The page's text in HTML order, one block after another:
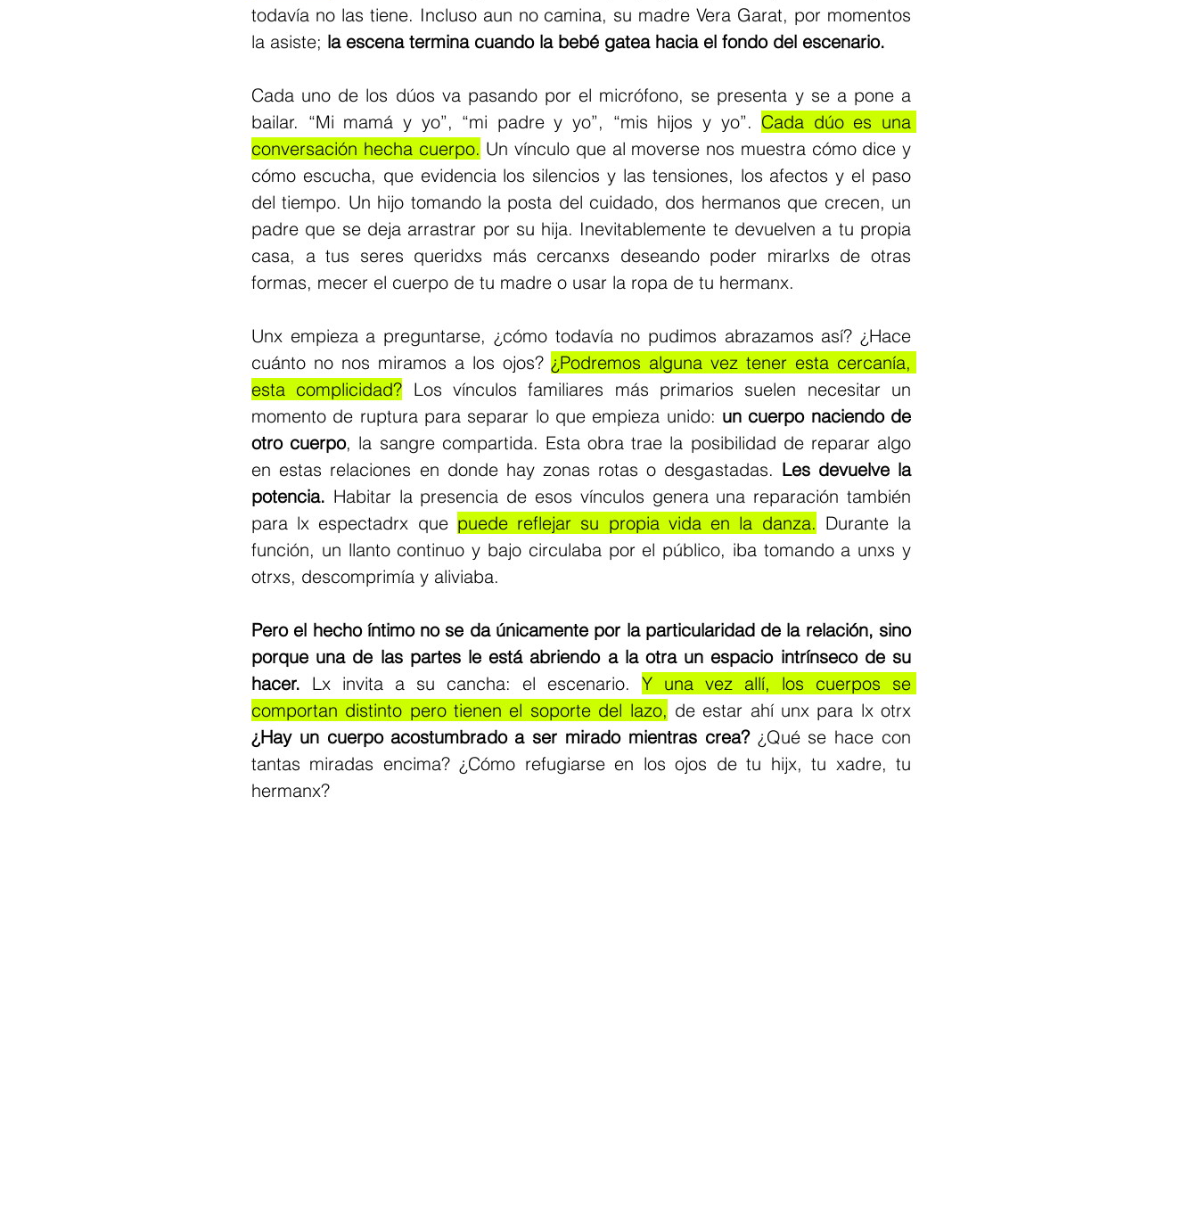
todavía no las tiene. Incluso aun no camina, su madre Vera Garat, por momentos
la asiste; la escena termina cuando la bebé gatea hacia el fondo del escenario.
Cada uno de los dúos va pasando por el micrófono, se presenta y se a pone a
bailar. “Mi mamá y yo”, “mi padre y yo”, “mis hijos y yo”. Cada dúo es una
conversación hecha cuerpo. Un vínculo que al moverse nos muestra cómo dice y
cómo escucha, que evidencia los silencios y las tensiones, los afectos y el paso
del tiempo. Un hijo tomando la posta del cuidado, dos hermanos que crecen, un
padre que se deja arrastrar por su hija. Inevitablemente te devuelven a tu propia
casa, a tus seres queridxs más cercanxs deseando poder mirarlxs de otras
formas, mecer el cuerpo de tu madre o usar la ropa de tu hermanx.
Unx empieza a preguntarse, ¿cómo todavía no pudimos abrazamos así? ¿Hace
cuánto no nos miramos a los ojos? ¿Podremos alguna vez tener esta cercanía,
esta complicidad? Los vínculos familiares más primarios suelen necesitar un
momento de ruptura para separar lo que empieza unido: un cuerpo naciendo de
otro cuerpo, la sangre compartida. Esta obra trae la posibilidad de reparar algo
en estas relaciones en donde hay zonas rotas o desgastadas. Les devuelve la
potencia. Habitar la presencia de esos vínculos genera una reparación también
para lx espectadrx que puede reflejar su propia vida en la danza. Durante la
función, un llanto continuo y bajo circulaba por el público, iba tomando a unxs y
otrxs, descomprimía y aliviaba.
Pero el hecho íntimo no se da únicamente por la particularidad de la relación, sino
porque una de las partes le está abriendo a la otra un espacio intrínseco de su
hacer. Lx invita a su cancha: el escenario. Y una vez allí, los cuerpos se
comportan distinto pero tienen el soporte del lazo,
¿Hay un cuerpo acostumbrado a ser mirado mientras crea? ¿Qué se hace con
tantas miradas encima? ¿Cómo refugiarse en los ojos de tu hijx, tu xadre, tu
hermanx?